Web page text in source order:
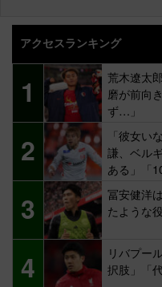
アクセスランキング
1
荒木遼太
磨が前向
ず…」
2
「彼女い
謙、ベル
ある」「
3
冨安健洋
たような
4
リバプー
択肢」「